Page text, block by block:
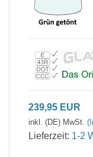
239,95 EUR
inkl. (DE) MwSt.
Lieferzeit: 1-2